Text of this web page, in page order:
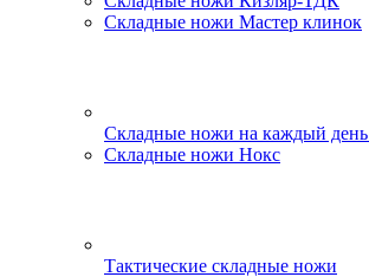
Складные ножи Мастер клинок
Складные ножи на каждый
Складные ножи Нокс
Тактические складные ножи